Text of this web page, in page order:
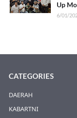
Up
6/01/
CATEGORIES
DAERAH
KABARTNI